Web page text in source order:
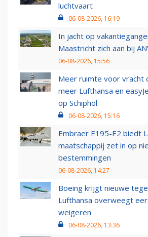
luchtvaart
06-08-2026, 16:19
In jacht op
Maastricht zich aan bij
06-08-2026, 15:56
Meer ruimte voor vracht
meer Lufthansa en
op Schiphol
06-08-2026, 15:16
Embraer E195-E2 biedt
maatschappij zet in op
bestemmingen
06-08-2026, 14:27
Boeing krijgt nieuwe
Lufthansa overweegt
weigeren
06-08-2026, 13:36